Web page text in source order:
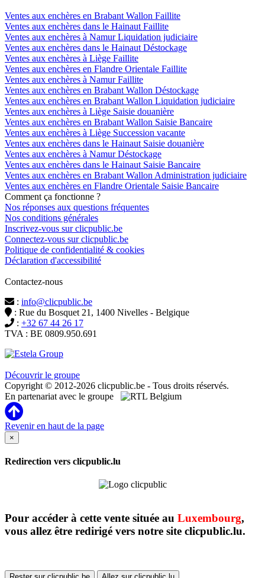
Ventes aux enchères en Brabant Wallon Faillite
Ventes aux enchères dans le Hainaut Faillite
Ventes aux enchères à Namur Liquidation judiciaire
Ventes aux enchères dans le Hainaut Déstockage
Ventes aux enchères à Liège Faillite
Ventes aux enchères en Flandre Orientale Faillite
Ventes aux enchères à Namur Faillite
Ventes aux enchères en Brabant Wallon Déstockage
Ventes aux enchères en Brabant Wallon Liquidation judiciaire
Ventes aux enchères à Liège Saisie douanière
Ventes aux enchères en Brabant Wallon Saisie Bancaire
Ventes aux enchères à Liège Succession vacante
Ventes aux enchères dans le Hainaut Saisie douanière
Ventes aux enchères à Namur Déstockage
Ventes aux enchères dans le Hainaut Saisie Bancaire
Ventes aux enchères en Brabant Wallon Administration judiciaire
Ventes aux enchères en Flandre Orientale Saisie Bancaire
Comment ça fonctionne ?
Nos réponses aux questions fréquentes
Nos conditions générales
Inscrivez-vous sur clicpublic.be
Connectez-vous sur clicpublic.be
Politique de confidentialité & cookies
Déclaration d'accessibilité
Contactez-nous
: info@clicpublic.be
: Rue du Bosquet 21, 1400 Nivelles - Belgique
: +32 67 44 26 17
TVA : BE 0809.950.691
Découvrir le groupe
Copyright © 2012-2026 clicpublic.be - Tous droits réservés.
En partenariat avec le groupe
Revenir en haut de la page
×
Redirection vers clicpublic.lu
Pour accéder à cette vente située au Luxembourg,
vous allez être redirigé vers notre site clicpublic.lu.